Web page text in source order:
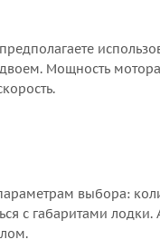
Мощность мотора
выбора:
с габаритами